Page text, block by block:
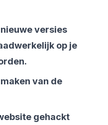
versies
op je
van de
gehackt